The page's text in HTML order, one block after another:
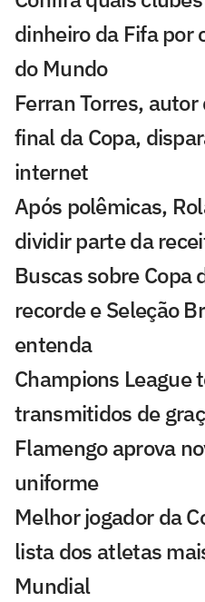
dinheiro da Fifa por
do Mundo
Ferran Torres,
final da Copa,
internet
Após polêmicas,
dividir parte da
Buscas sobre Copa
recorde e Seleção
entenda
Champions League
transmitidos de
Flamengo aprova
uniforme
Melhor jogador da
lista dos atletas
Mundial